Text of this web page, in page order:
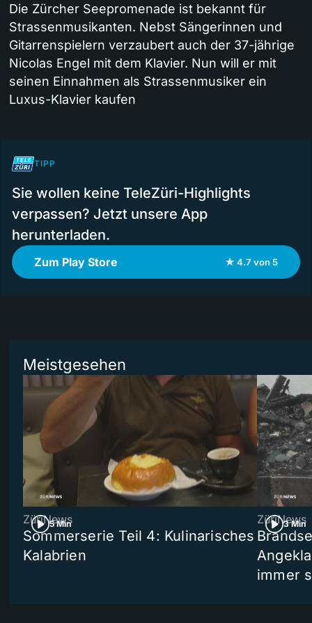
Die Zürcher Seepromenade ist bekannt für
Strassenmusikanten. Nebst Sängerinnen und
Gitarrenspielern verzaubert auch der 37-jährige
Nicolas Engel mit dem Klavier. Nun will er mit
seinen Einnahmen als Strassenmusiker ein
Luxus-Klavier kaufen
TIPP
Sie wollen keine TeleZüri-Highlights
verpassen? Jetzt unsere App
herunterladen.
Zum Play Store ★ 4.7 von 5
Meistgesehen
5 Min
ZüriNews
Sommerserie Teil 4: Kulinarisches
Kalabrien
3 Min
ZüriNews
immer